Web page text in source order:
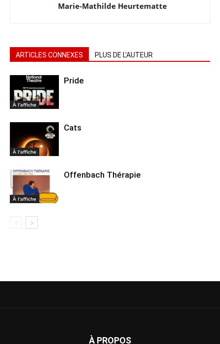
Marie-Mathilde Heurtematte
ARTICLES CONNEXES PLUS DE L'AUTEUR
À l'affiche
Pride
À l'affiche
Cats
À l'affiche
Offenbach Thérapie
À PROPOS